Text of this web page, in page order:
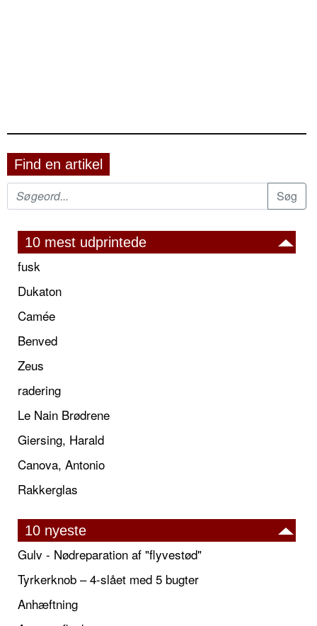
Find en artikel
10 mest udprintede
fusk
Dukaton
Camée
Benved
Zeus
radering
Le Nain Brødrene
Giersing, Harald
Canova, Antonio
Rakkerglas
10 nyeste
Gulv - Nødreparation af "flyvestød"
Tyrkerknob – 4-slået med 5 bugter
Anhæftning